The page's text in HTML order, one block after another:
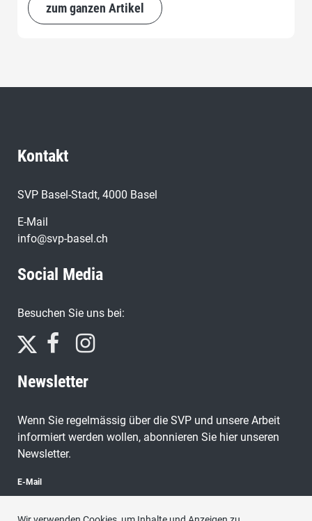
zum ganzen Artikel
Kontakt
SVP Basel-Stadt, 4000 Basel
E-Mail
info@svp-basel.ch
Social Media
Besuchen Sie uns bei:
Newsletter
Wenn Sie regelmässig über die SVP und unsere Arbeit
informiert werden wollen, abonnieren Sie hier unseren
Newsletter.
E-Mail